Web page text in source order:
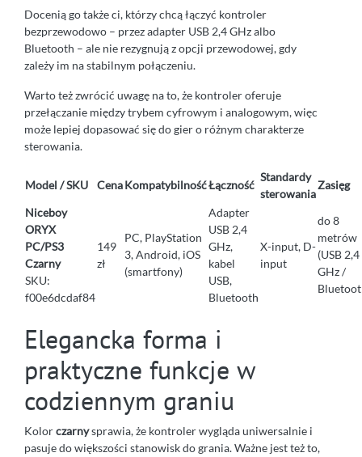
Docenią go także ci, którzy chcą łączyć kontroler
bezprzewodowo – przez adapter USB 2,4 GHz albo
Bluetooth – ale nie rezygnują z opcji przewodowej, gdy
zależy im na stabilnym połączeniu.
Warto też zwrócić uwagę na to, że kontroler oferuje
przełączanie między trybem cyfrowym i analogowym, więc
może lepiej dopasować się do gier o różnym charakterze
sterowania.
Model / SKU CenaKompatybilnośćŁączność
Standardy
sterowania
Zasięg
Niceboy
ORYX
PC/PS3
Czarny
SKU:
f00e6dcdaf84
149
zł
PC, PlayStation
3, Android, iOS
(smartfony)
Adapter
USB 2,4
GHz,
kabel
USB,
Bluetooth
X-input, D-
input
do 8
metrów
(USB 2,4
GHz /
Elegancka forma i
praktyczne funkcje w
codziennym graniu
Kolorczarnysprawia, że kontroler wygląda uniwersalnie i
pasuje do większości stanowisk do grania. Ważne jest też to,